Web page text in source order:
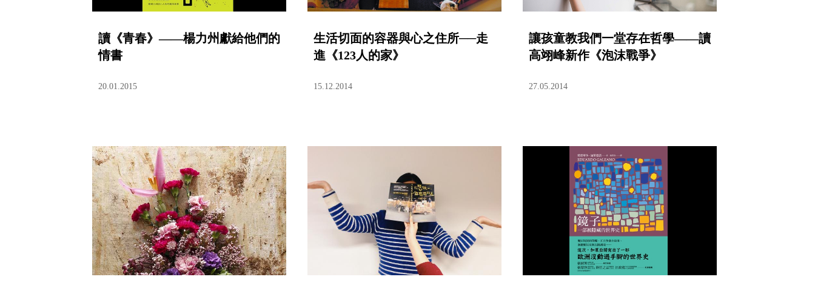
讀《青春》——楊力州獻給他們的
情書
20.01.2015
生活切面的容器與心之住所──走
進《123人的家》
15.12.2014
讓孩童教我們一堂存在哲學——讀
高翊峰新作《泡沫戰爭》
27.05.2014